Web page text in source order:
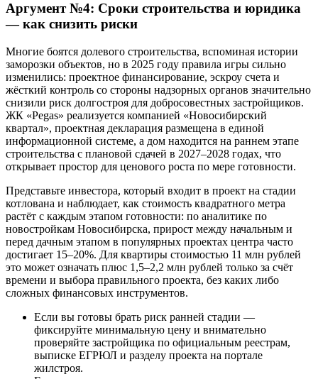
Аргумент №4: Сроки строительства и юридика
— как снизить риски
Многие боятся долевого строительства, вспоминая истории
заморозки объектов, но в 2025 году правила игры сильно
изменились: проектное финансирование, эскроу счета и
жёсткий контроль со стороны надзорных органов значительно
снизили риск долгостроя для добросовестных застройщиков.
ЖК «Pegas» реализуется компанией «Новосибирский
квартал», проектная декларация размещена в единой
информационной системе, а дом находится на раннем этапе
строительства с плановой сдачей в 2027–2028 годах, что
открывает простор для ценового роста по мере готовности.
Представьте инвестора, который входит в проект на стадии
котлована и наблюдает, как стоимость квадратного метра
растёт с каждым этапом готовности: по аналитике по
новостройкам Новосибирска, прирост между начальным и
перед дачным этапом в популярных проектах центра часто
достигает 15–20%. Для квартиры стоимостью 11 млн рублей
это может означать плюс 1,5–2,2 млн рублей только за счёт
времени и выбора правильного проекта, без каких либо
сложных финансовых инструментов.
Если вы готовы брать риск ранней стадии —
фиксируйте минимальную цену и внимательно
проверяйте застройщика по официальным реестрам,
выписке ЕГРЮЛ и разделу проекта на портале
жилстроя.